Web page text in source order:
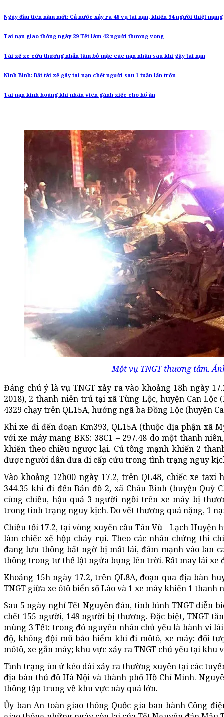
Ngày đầu tiên năm mới: Cả nước xảy ra 46 vụ tai nạn, khiến 34 người thiệt mạng
Tai nạn giao thông ngày 29 Tết làm 42 người thương vong
Tài xế xe cứu thương nhẫn tâm bỏ mặc các nạn nhân sau khi gây tai nạn
Ninh Bình: Bắt tài xế gây tai nạn chết người sau 1 tuần lẩn trốn
Tai nạn kinh hoàng khi nhân viên gánh xiếc cho hổ ăn
Một vụ TNGT thương tâm.
Đáng chú ý là vụ TNGT xảy ra vào khoảng 18h ngày
2018), 2 thanh niên trú tại xã Tùng Lộc, huyện Can Lộc
4329 chạy trên QL15A, hướng ngã ba Đồng Lộc (huyện
Khi xe đi đến đoạn Km393, QL15A (thuộc địa phận xã
với xe máy mang BKS: 38C1 – 297.48 do một thanh
khiển theo chiều ngược lại. Cú tông mạnh khiến 2
được người dân đưa đi cấp cứu trong tình trạng nguy
Vào khoảng 12h00 ngày 17.2, trên QL48, chiếc xe
344.35 khi đi đến Bản đồ 2, xã Châu Bình (huyện Quỳ
cùng chiều, hậu quả 3 người ngồi trên xe máy bị
trong tình trạng nguy kịch. Do vết thương quá nặng, 1
Chiều tối 17.2, tại vòng xuyến cầu Tân Vũ - Lạch
làm chiếc xế hộp cháy rụi. Theo các nhân chứng thì
đang lưu thông bất ngờ bị mất lái, đâm mạnh vào lan
thông trong tư thế lật ngửa bụng lên trời. Rất may lái xe
Khoảng 15h ngày 17.2, trên QL8A, đoạn qua địa bàn
TNGT giữa xe ôtô biển số Lào và 1 xe máy khiến 1 thanh
Sau 5 ngày nghỉ Tết Nguyên đán, tình hình TNGT diễn
chết 155 người, 149 người bị thương. Đặc biệt, TNGT
mùng 3 Tết; trong đó nguyên nhân chủ yếu là hành vi
độ, không đội mũ bảo hiểm khi đi môtô, xe máy; đối
môtô, xe gắn máy; khu vực xảy ra TNGT chủ yếu tại khu
Tình trạng ùn ứ kéo dài xảy ra thường xuyên tại các
địa bàn thủ đô Hà Nội và thành phố Hồ Chí Minh.
thông tập trung về khu vực này quá lớn.
Ủy ban An toàn giao thông Quốc gia ban hành Công